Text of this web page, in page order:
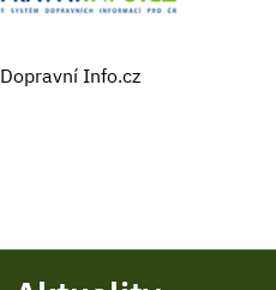
Dopravní Info.cz